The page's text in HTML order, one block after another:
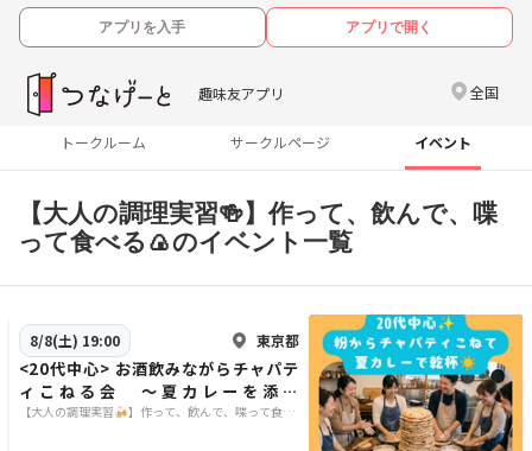
アプリを入手 アプリで開く
趣味友アプリ 全国
トークルーム サークルページ イベント
【大人の調理実習🍻】作って、飲んで、喋
って食べる🍙のイベント一覧
8/8(土) 19:00 東京都
<20代中心> お酒飲みながらチャパテ
ィこねる会 〜夏カレーを添え
て・・・🍛〜
【大人の調理実習🍻】作って、飲んで、喋って食べ